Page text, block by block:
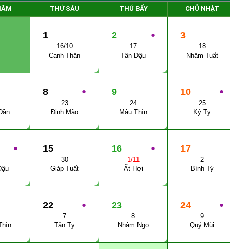
THỨ SÁU THỨ BẨY CHỦ NHẬT
1
16/10
Canh Thân
●
2
17
Tân Dậu
3
18
Nhâm Tuất
●
8
23
Đinh Mão
9
24
Mậu Thìn
●
10
25
Kỷ Tỵ
● 15
30
Giáp Tuất
●
16
1/11
Ất Hợi
17
2
Bính Tý
●
22
7
Tân Tỵ
23
8
Nhâm Ngọ
●
24
9
Quý Mùi